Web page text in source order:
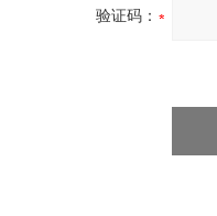
验证码：